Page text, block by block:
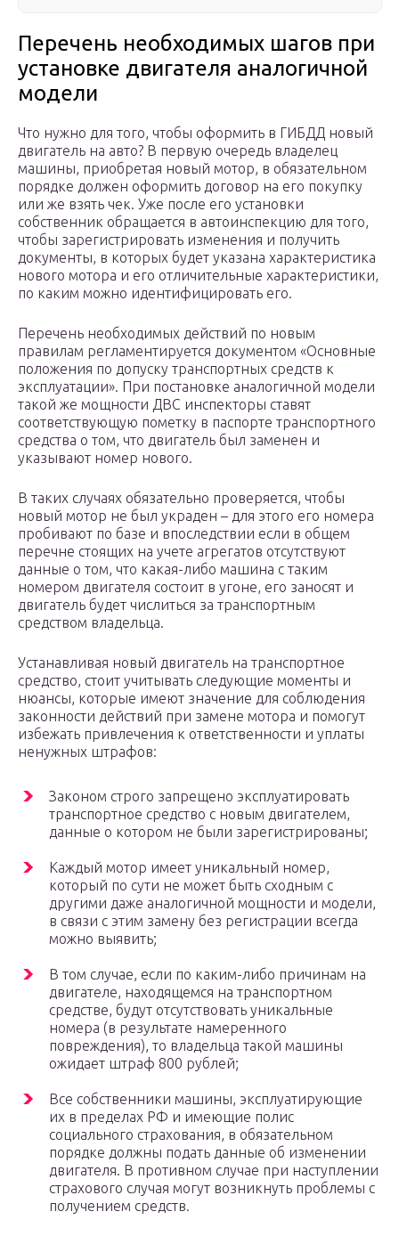
Перечень необходимых шагов при
установке двигателя аналогичной
модели
Что нужно для того, чтобы оформить в ГИБДД новый
двигатель на авто? В первую очередь владелец
машины, приобретая новый мотор, в обязательном
порядке должен оформить договор на его покупку
или же взять чек. Уже после его установки
собственник обращается в автоинспекцию для того,
чтобы зарегистрировать изменения и получить
документы, в которых будет указана характеристика
нового мотора и его отличительные характеристики,
по каким можно идентифицировать его.
Перечень необходимых действий по новым
правилам регламентируется документом «Основные
положения по допуску транспортных средств к
эксплуатации». При постановке аналогичной модели
такой же мощности ДВС инспекторы ставят
соответствующую пометку в паспорте транспортного
средства о том, что двигатель был заменен и
указывают номер нового.
В таких случаях обязательно проверяется, чтобы
новый мотор не был украден – для этого его номера
пробивают по базе и впоследствии если в общем
перечне стоящих на учете агрегатов отсутствуют
данные о том, что какая-либо машина с таким
номером двигателя состоит в угоне, его заносят и
двигатель будет числиться за транспортным
средством владельца.
Устанавливая новый двигатель на транспортное
средство, стоит учитывать следующие моменты и
нюансы, которые имеют значение для соблюдения
законности действий при замене мотора и помогут
избежать привлечения к ответственности и уплаты
ненужных штрафов:
Законом строго запрещено эксплуатировать
транспортное средство с новым двигателем,
данные о котором не были зарегистрированы;
Каждый мотор имеет уникальный номер,
который по сути не может быть сходным с
другими даже аналогичной мощности и модели,
в связи с этим замену без регистрации всегда
можно выявить;
В том случае, если по каким-либо причинам на
двигателе, находящемся на транспортном
средстве, будут отсутствовать уникальные
номера (в результате намеренного
повреждения), то владельца такой машины
ожидает штраф 800 рублей;
Все собственники машины, эксплуатирующие
их в пределах РФ и имеющие полис
социального страхования, в обязательном
порядке должны подать данные об изменении
двигателя. В противном случае при наступлении
страхового случая могут возникнуть проблемы с
получением средств.